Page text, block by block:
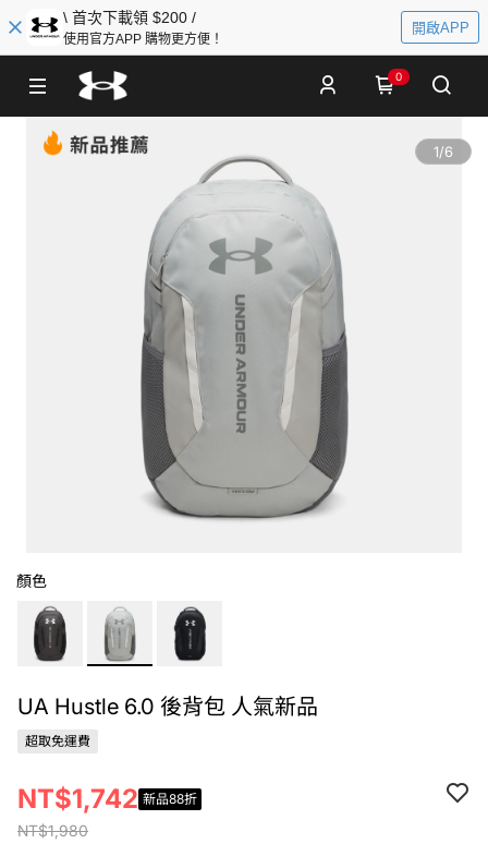
\ 首次下載領 $200 /
使用官方APP 購物更方便！
開啟APP
0
1/6
顏色
UA Hustle 6.0 後背包 人氣新品
超取免運費
NT$1,980
NT$1,742 新品88折